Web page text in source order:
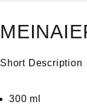
Short Description
300 ml